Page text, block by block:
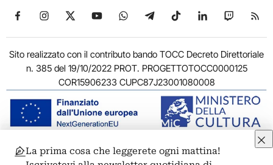
Seguici su Facebook
Seguici su Instagram
Seguici su X
Seguici su YouTube
Seguici su WhatsApp
Seguici su Telegram
Seguici su TikTok
Seguici su
Seguici
Sito realizzato con il contributo bando TOCC Decreto Direttoriale
n. 385 del 19/10/2022 PROT. PROGETTOTOCC0000125
COR15906233 CUPC87J23001080008
© 2011-2026 ARTRIBUNE srl – Corso Vittorio Emanuele II, 287 –
La prima cosa che leggerete ogni mattina!